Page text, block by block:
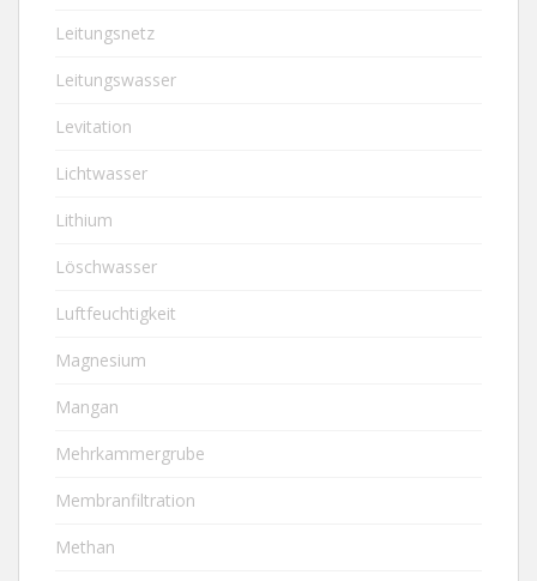
Leitungsnetz
Leitungswasser
Levitation
Lichtwasser
Lithium
Löschwasser
Luftfeuchtigkeit
Magnesium
Mangan
Mehrkammergrube
Membranfiltration
Methan